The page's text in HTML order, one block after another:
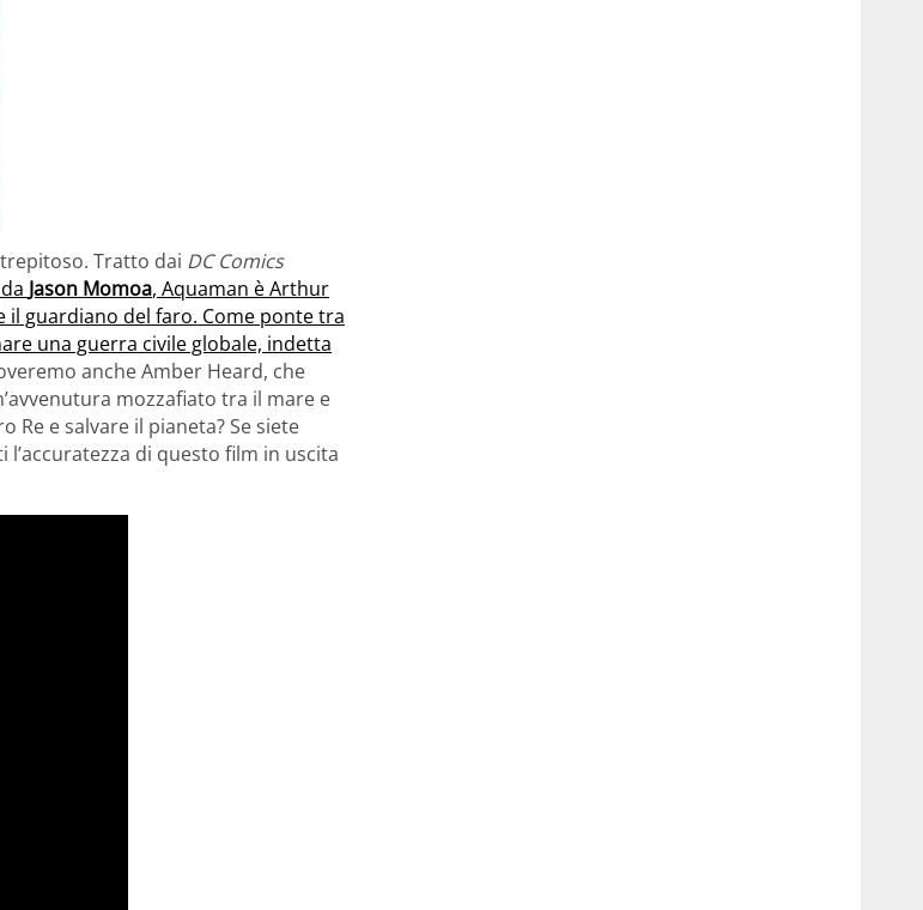
Tratto dai DC Comics
Jason Momoa, Aquaman è Arthur
guardiano del faro. Come ponte tra
una guerra civile globale, indetta
anche Amber Heard, che
mozzafiato tra il mare e
e salvare il pianeta? Se siete
di questo film in uscita